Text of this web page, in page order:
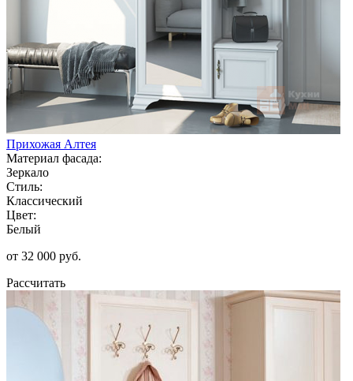
Прихожая Алтея
Материал фасада:
Зеркало
Стиль:
Классический
Цвет:
Белый
от 32 000 руб.
Рассчитать